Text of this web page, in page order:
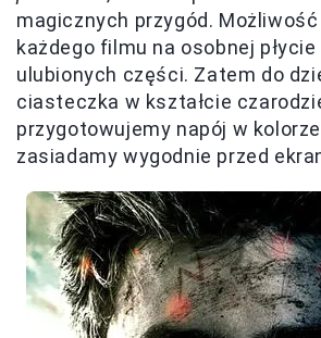
magicznych przygód.
każdego filmu na osobnej
ulubionych części. Zatem do
ciasteczka w kształcie
przygotowujemy napój w
zasiadamy wygodnie przed